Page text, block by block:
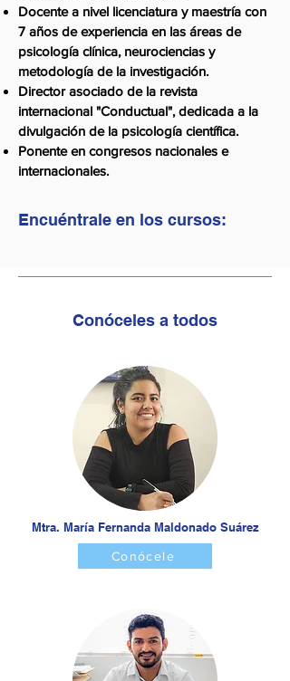
Docente a nivel licenciatura y maestría con
7 años de experiencia en las áreas de
psicología clínica, neurociencias y
metodología de la investigación.
Director asociado de la revista
internacional "Conductual", dedicada a la
divulgación de la psicología científica.
Ponente en congresos nacionales e
internacionales.
Encuéntrale en los cursos:
Conóceles a todos
Mtra. María Fernanda Maldonado Suárez
Conócele